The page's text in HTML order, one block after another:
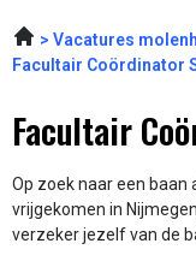
Vacatures
Facultair Coördinator
Facultair
Op zoek naar een baan
vrijgekomen in
verzeker jezelf van de